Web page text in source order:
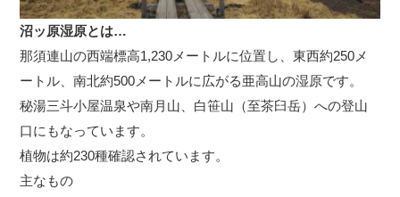
沼ッ原湿原とは…
那須連山の西端標高1,230メートルに位置し、東西約250メ
ートル、南北約500メートルに広がる亜高山の湿原です。
秘湯三斗小屋温泉や南月山、白笹山（至茶臼岳）への登山
口にもなっています。
植物は約230種確認されています。
主なもの